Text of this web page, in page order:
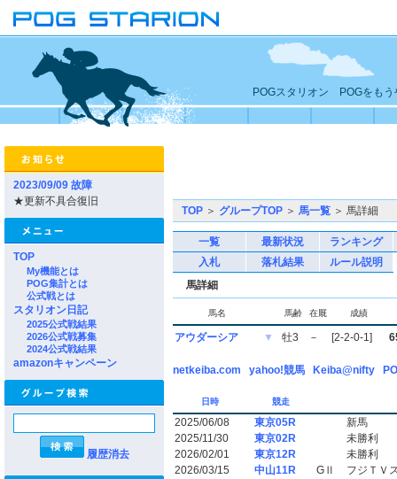
POGスタリオン POGをもう
2023/09/09 故障
★更新不具合復旧
TOP
My機能とは
POG集計とは
公式戦とは
スタリオン日記
2025公式戦結果
2026公式戦募集
2024公式戦結果
amazonキャンペーン
履歴消去
TOP ＞ グループTOP ＞ 馬一覧 ＞ 馬詳細
一覧 最新状況
ランキング
入札
落札結果
ルール説明
馬詳細
馬名 馬齢 在厩 成績
アウダーシア ▼ 牡3 － [2-2-0-1]
netkeiba.com yahoo!競馬 Keiba@nifty
日時 競走
2025/06/08 東京05R
新馬
2025/11/30
東京02R
未勝利
2026/02/01
東京12R
未勝利
2026/03/15
中山11R GⅡ
フジＴＶ